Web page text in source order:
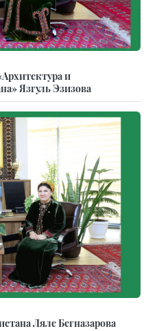
и
Язгуль Эзизова
Ляле Бегназарова